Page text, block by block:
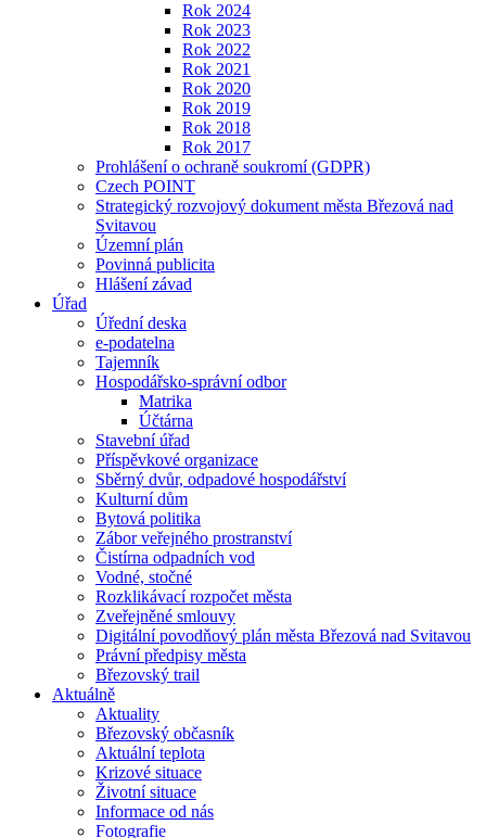
Rok 2024
Rok 2023
Rok 2022
Rok 2021
Rok 2020
Rok 2019
Rok 2018
Rok 2017
Prohlášení o ochraně soukromí (GDPR)
Czech POINT
Strategický rozvojový dokument města Březová nad
Svitavou
Územní plán
Povinná publicita
Hlášení závad
Úřad
Úřední deska
e-podatelna
Tajemník
Hospodářsko-správní odbor
Matrika
Účtárna
Stavební úřad
Příspěvkové organizace
Sběrný dvůr, odpadové hospodářství
Kulturní dům
Bytová politika
Zábor veřejného prostranství
Čistírna odpadních vod
Vodné, stočné
Rozklikávací rozpočet města
Zveřejněné smlouvy
Digitální povodňový plán města Březová nad Svitavou
Právní předpisy města
Březovský trail
Aktuálně
Aktuality
Březovský občasník
Aktuální teplota
Krizové situace
Životní situace
Informace od nás
Fotografie